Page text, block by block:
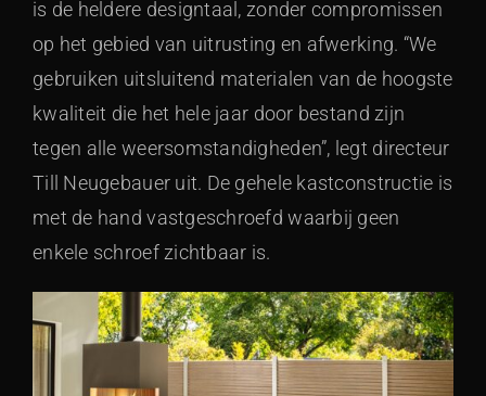
is de heldere designtaal, zonder compromissen
op het gebied van uitrusting en afwerking. “We
gebruiken uitsluitend materialen van de hoogste
kwaliteit die het hele jaar door bestand zijn
tegen alle weersomstandigheden”, legt directeur
Till Neugebauer uit. De gehele kastconstructie is
met de hand vastgeschroefd waarbij geen
enkele schroef zichtbaar is.